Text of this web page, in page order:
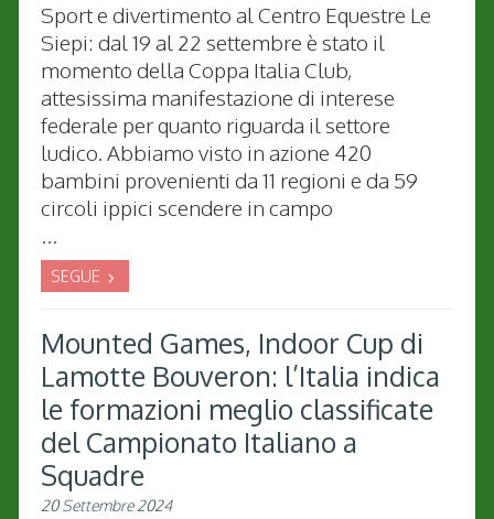
Sport e divertimento al Centro Equestre Le
Siepi: dal 19 al 22 settembre è stato il
momento della Coppa Italia Club,
attesissima manifestazione di interese
federale per quanto riguarda il settore
ludico. Abbiamo visto in azione 420
bambini provenienti da 11 regioni e da 59
circoli ippici scendere in campo
...
SEGUE
Mounted Games, Indoor Cup di
Lamotte Bouveron: l’Italia indica
le formazioni meglio classificate
del Campionato Italiano a
Squadre
20 Settembre 2024